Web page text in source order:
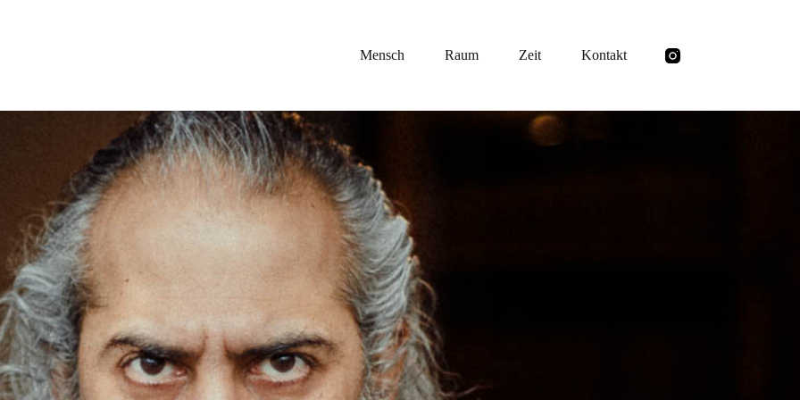
Mensch
Raum Zeit Kontakt